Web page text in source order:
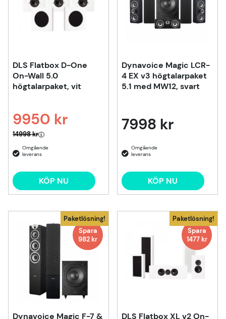
DLS Flatbox D-One
On-Wall 5.0
högtalarpaket, vit
9950 kr
Ordinarie pris:
14998 kr
KÖP NU
Dynavoice Magic LCR-
4 EX v3 högtalarpaket
5.1 med MW12, svart
7998 kr
KÖP NU
Paketlösning!
Spara
982 kr
Dynavoice Magic F-7 &
Paketlösning!
Spara
1477 kr
DLS Flatbox XL v2 On-